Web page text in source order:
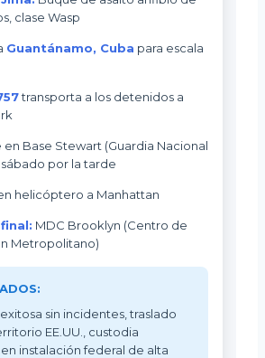
clase Wasp
Guantánamo, Cuba para escala
transporta a los detenidos a
en Base Stewart (Guardia Nacional
por la tarde
helicóptero a Manhattan
MDC Brooklyn (Centro de
Metropolitano)
sin incidentes, traslado
EE.UU., custodia
instalación federal de alta